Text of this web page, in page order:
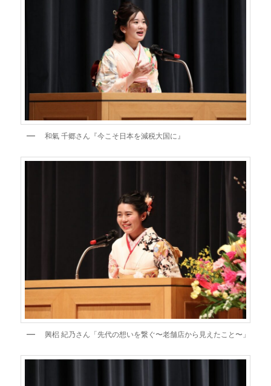
和氣 千郷さん『今こそ日本を減税大国に』
興梠 紀乃さん「先代の想いを繋ぐ〜老舗店から見えたこと〜」